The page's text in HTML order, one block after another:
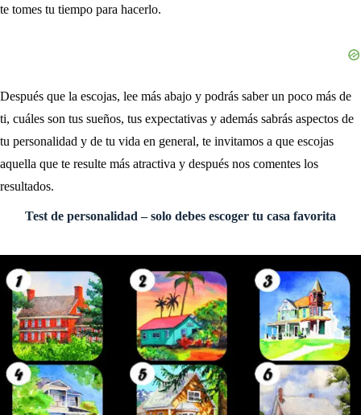
te tomes tu tiempo para hacerlo.
Después que la escojas, lee más abajo y podrás saber un poco más de
ti, cuáles son tus sueños, tus expectativas y además sabrás aspectos de
tu personalidad y de tu vida en general, te invitamos a que escojas
aquella que te resulte más atractiva y después nos comentes los
resultados.
Test de personalidad – solo debes escoger tu casa favorita